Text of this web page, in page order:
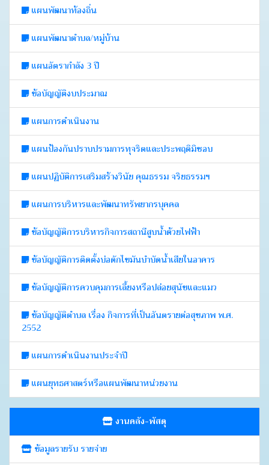
แผนพัฒนาท้องถิ่น
แผนพัฒนาตำบล/หมู่บ้าน
แผนอัตรากำลัง 3 ปี
ข้อบัญญัติงบประมาณ
แผนการดำเนินงาน
แผนป้องกันปราบปรามการทุจริตและประพฤติมิชอบ
แผนปฏิบัติการเสริมสร้างวินัย คุณธรรม จริยธรรมฯ
แผนการบริหารและพัฒนาทรัพยากรบุคคล
ข้อบัญญัติการบริหารกิจการสถานีสูบน้ำด้วยไฟฟ้า
ข้อบัญญัติการติดตั้งบ่อดักไขมันบำบัดน้ำเสียในอาคาร
ข้อบัญญัติการควบคุมการเลี้ยงหรือปล่อยสุนัขและแมว
ข้อบัญญัติตำบล เรื่อง กิจการที่เป็นอันตรายต่อสุขภาพ พ.ศ.
2552
แผนการดำเนินงานประจำปี
แผนยุทธศาสตร์หรือแผนพัฒนาหน่วยงาน
งานคลัง-พัสดุ
ข้อมูลรายรับ รายจ่าย